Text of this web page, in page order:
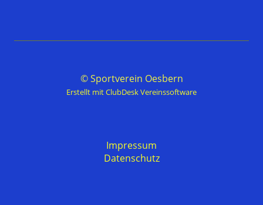
© Sportverein Oesbern
Erstellt mit ClubDesk Vereinssoftware
Impressum
Datenschutz